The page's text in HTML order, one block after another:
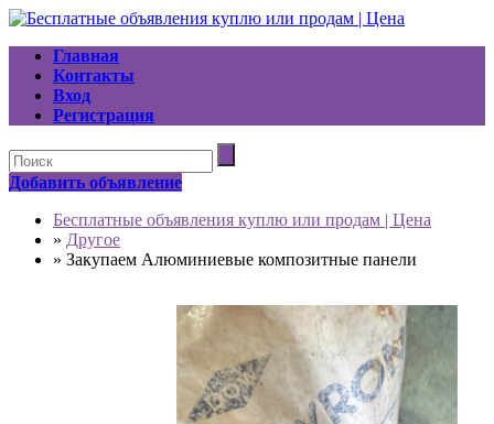
Главная
Контакты
Вход
Регистрация
Добавить объявление
Бесплатные объявления куплю или продам | Цена
» Другое
» Закупаем Алюминиевые композитные панели